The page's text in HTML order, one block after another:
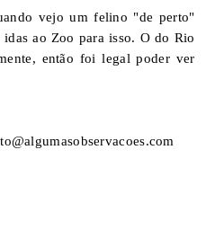
vejo um felino "de perto"
ao Zoo para isso. O do Rio
então foi legal poder ver